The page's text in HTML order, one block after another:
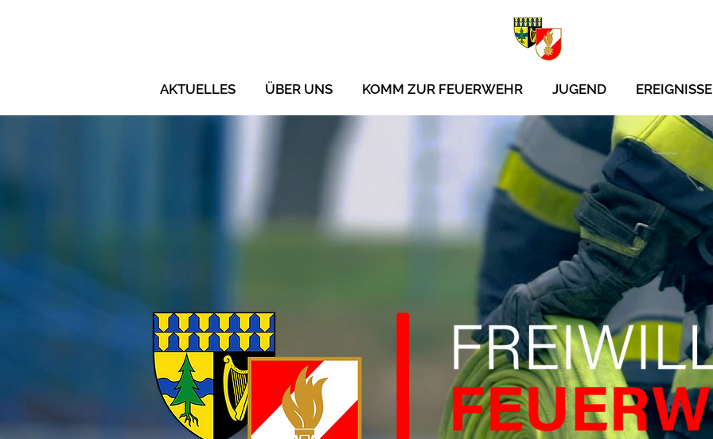
AKTUELLES ÜBER UNS KOMM ZUR FEUERWEHR JUGEND EREIGNISSE